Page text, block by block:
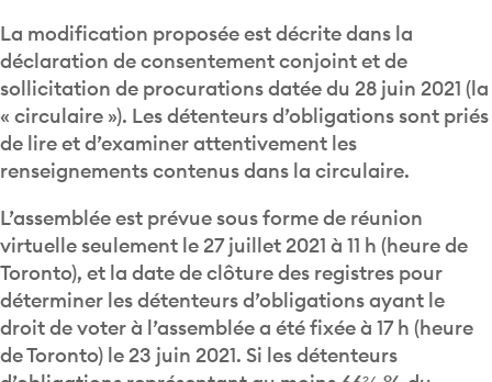
La modification proposée est décrite dans la
déclaration de consentement conjoint et de
sollicitation de procurations datée du 28 juin 2021 (la
« circulaire »). Les détenteurs d’obligations sont priés
de lire et d’examiner attentivement les
renseignements contenus dans la circulaire.
L’assemblée est prévue sous forme de réunion
virtuelle seulement le 27 juillet 2021 à 11 h (heure de
Toronto), et la date de clôture des registres pour
déterminer les détenteurs d’obligations ayant le
droit de voter à l’assemblée a été fixée à 17 h (heure
de Toronto) le 23 juin 2021. Si les détenteurs